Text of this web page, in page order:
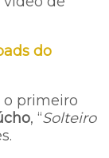
do
o primeiro
, “Solteiro